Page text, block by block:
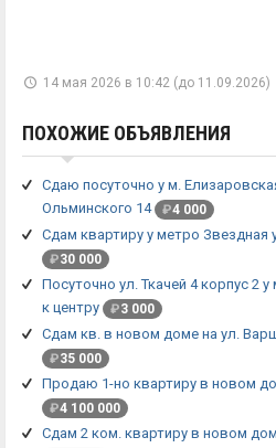
14 мая 2026 в 10:42 (до 11.09.2026)
ПОХОЖИЕ ОБЪЯВЛЕНИЯ
Сдаю посуточно у м.
Ольминского 14
₽4 000
Сдам квартиру у метро Звездная
₽30 000
Посуточно ул. Ткачей 4 корпус 2
к центру
₽3 000
Сдам кв. в новом доме на ул.
₽35 000
Продаю 1-но квартиру в новом
₽4 100 000
Сдам 2 ком. квартиру в новом